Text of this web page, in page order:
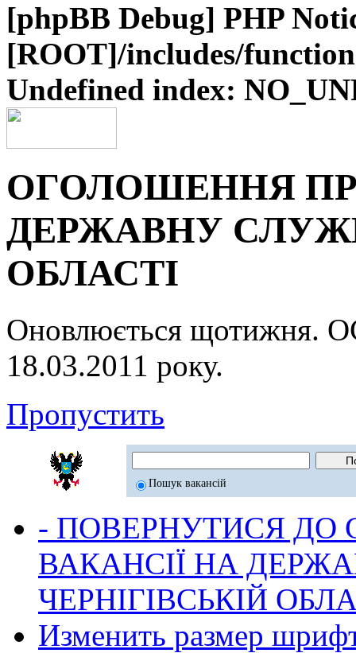
[phpBB Debug] PHP
[ROOT]/includes/
Undefined index:
ОГОЛОШЕННЯ
ДЕРЖАВНУ
ОБЛАСТІ
Оновлюється
18.03.2011 року.
Пропустить
Пошук вакансій
- ПОВЕРНУТИСЯ ДО
ВАКАНСІЇ НА
ЧЕРНІГІВСЬКІЙ
Изменить размер